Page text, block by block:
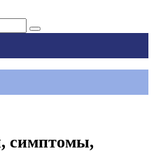
симптомы,